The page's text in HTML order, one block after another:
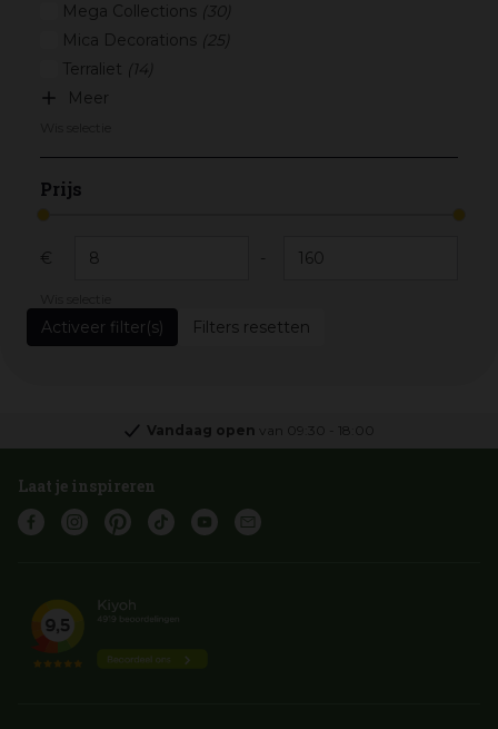
Mega Collections (30)
Mica Decorations (25)
Terraliet (14)
Meer
Prijs
€ -
Filters resetten
Vandaag open van 09:30 18:00
Laat je inspireren